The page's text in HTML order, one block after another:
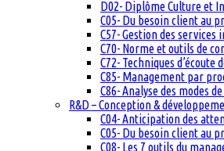
D02- Diplôme Culture et
C05- Du besoin client au
C57- Gestion des
C70- Norme et outils de
C72- Techniques d’écoute
C85- Management par
C86- Analyse des modes
R&D – Conception &
C04- Anticipation des
C05- Du besoin client au
C08- Les 7 outils du